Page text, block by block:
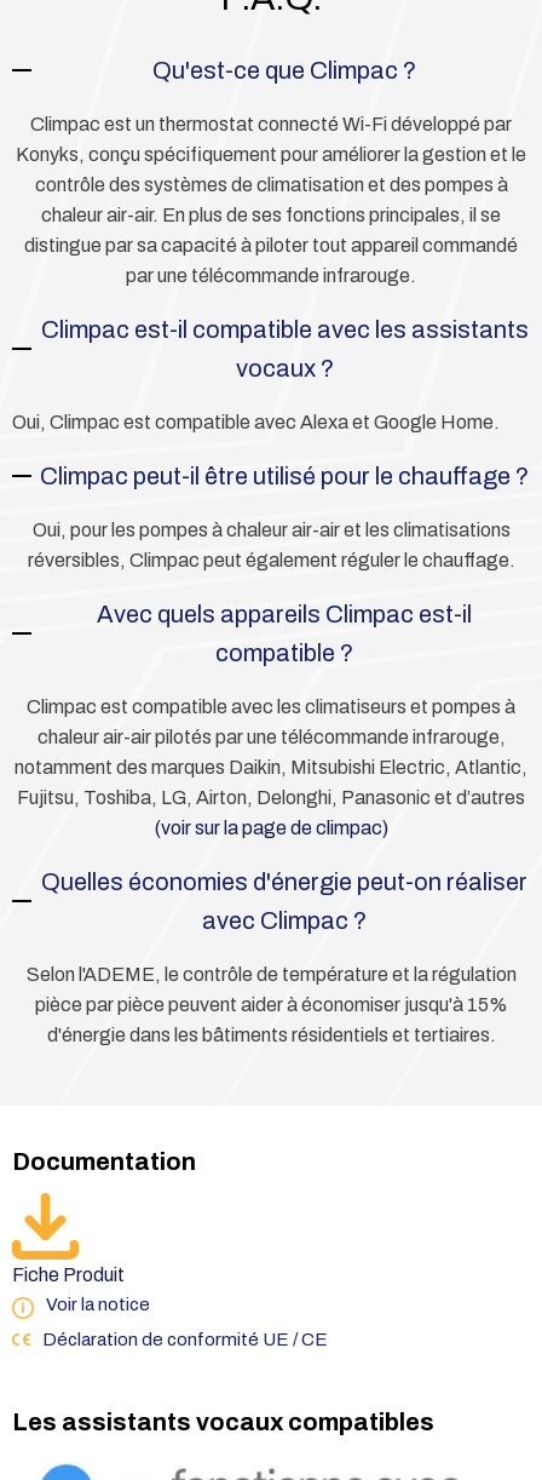
Qu'est-ce que Climpac ?
Climpac est un thermostat connecté Wi-Fi développé par
Konyks, conçu spécifiquement pour améliorer la gestion et le
contrôle des systèmes de climatisation et des pompes à
chaleur air-air. En plus de ses fonctions principales, il se
distingue par sa capacité à piloter tout appareil commandé
par une télécommande infrarouge.
Climpac est-il compatible avec les assistants
vocaux ?
Oui, Climpac est compatible avec Alexa et Google Home.
Climpac peut-il être utilisé pour le chauffage ?
Oui, pour les pompes à chaleur air-air et les climatisations
réversibles, Climpac peut également réguler le chauffage.
Avec quels appareils Climpac est-il
compatible ?
Climpac est compatible avec les climatiseurs et pompes à
chaleur air-air pilotés par une télécommande infrarouge,
notamment des marques Daikin, Mitsubishi Electric, Atlantic,
Fujitsu, Toshiba, LG, Airton, Delonghi, Panasonic et d’autres
(voir sur la page de climpac)
Quelles économies d'énergie peut-on réaliser
avec Climpac ?
Selon l'ADEME, le contrôle de température et la régulation
pièce par pièce peuvent aider à économiser jusqu'à 15%
d'énergie dans les bâtiments résidentiels et tertiaires.
Documentation
Fiche Produit
Voir la notice
Déclaration de conformité UE / CE
Les assistants vocaux compatibles